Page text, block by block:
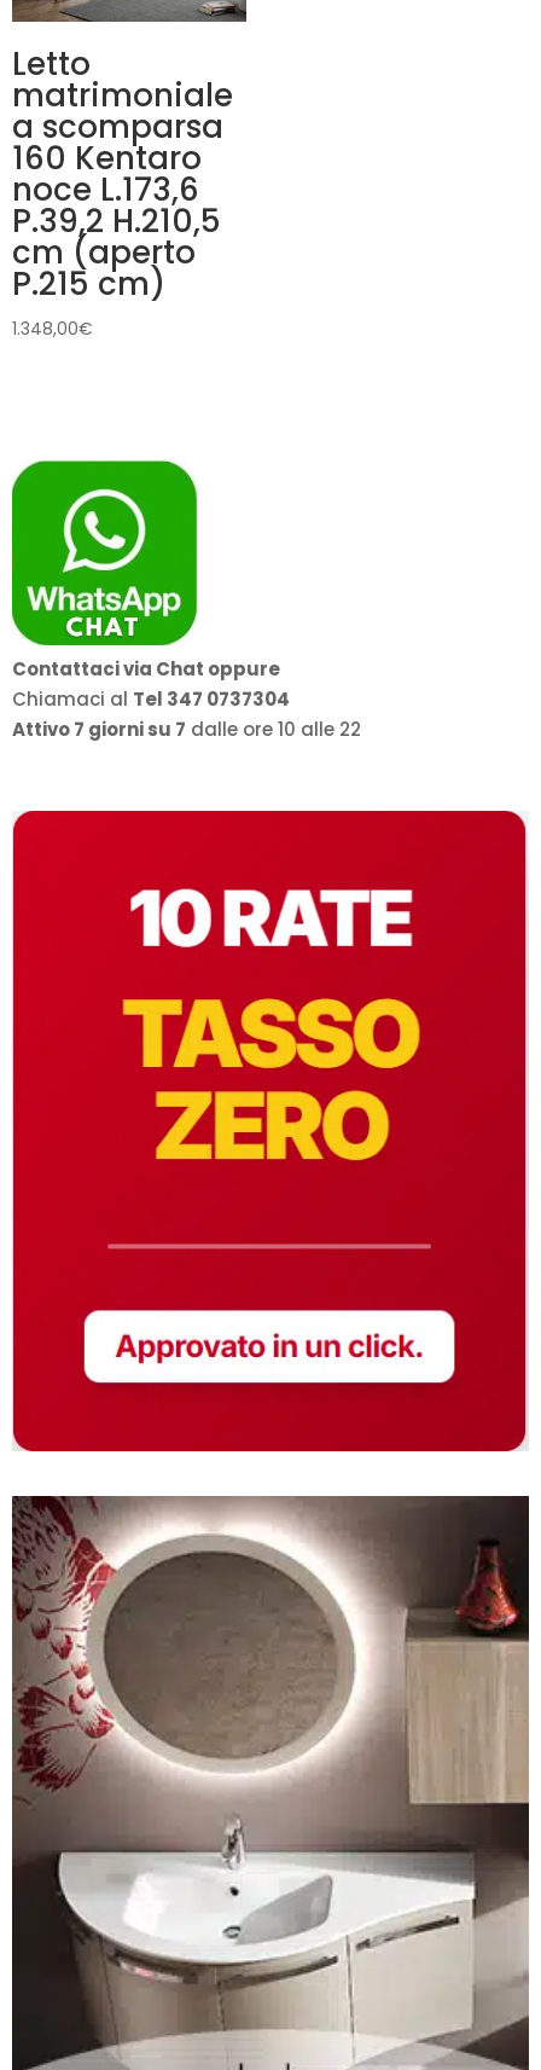
Letto
matrimoniale
a scomparsa
160 Kentaro
noce L.173,6
P.39,2 H.210,5
cm (aperto
P.215 cm)
1.348,00€
Contattaci via Chat oppure
Chiamaci al Tel 347 0737304
Attivo 7 giorni su 7 dalle ore 10 alle 22